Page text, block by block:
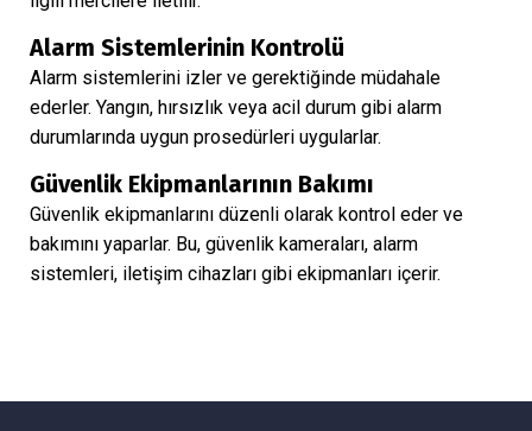
Alarm Sistemlerinin Kontrolü
Alarm sistemlerini izler ve gerektiğinde müdahale
ederler. Yangın, hırsızlık veya acil durum gibi alarm
durumlarında uygun prosedürleri uygularlar.
Güvenlik Ekipmanlarının Bakımı
Güvenlik ekipmanlarını düzenli olarak kontrol eder ve
bakımını yaparlar. Bu, güvenlik kameraları, alarm
sistemleri, iletişim cihazları gibi ekipmanları içerir.